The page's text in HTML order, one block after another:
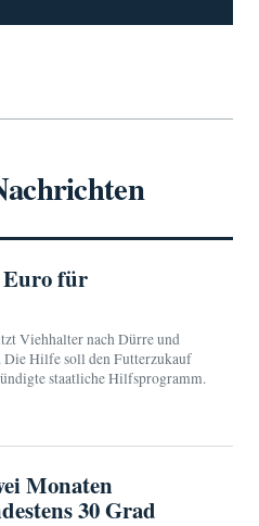
Euro für
Viehhalter nach Dürre und
Hilfe soll den Futterzukauf
staatliche Hilfsprogramm.
Monaten
30 Grad